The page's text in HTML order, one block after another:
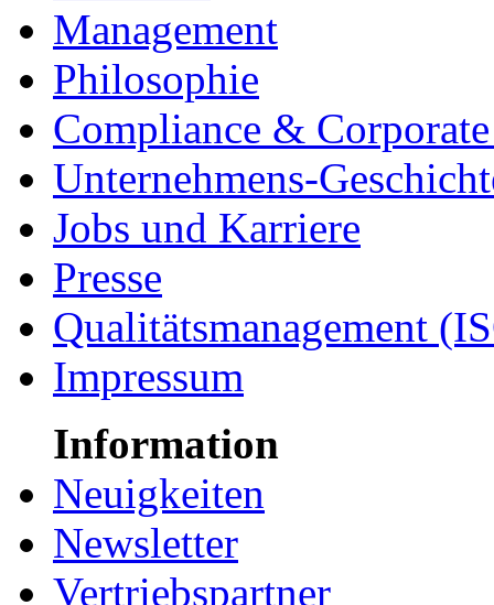
Management
Philosophie
Compliance &
Unternehmens-
Jobs und Karriere
Presse
Qualitätsmanagement
Impressum
Information
Neuigkeiten
Newsletter
Vertriebspartner